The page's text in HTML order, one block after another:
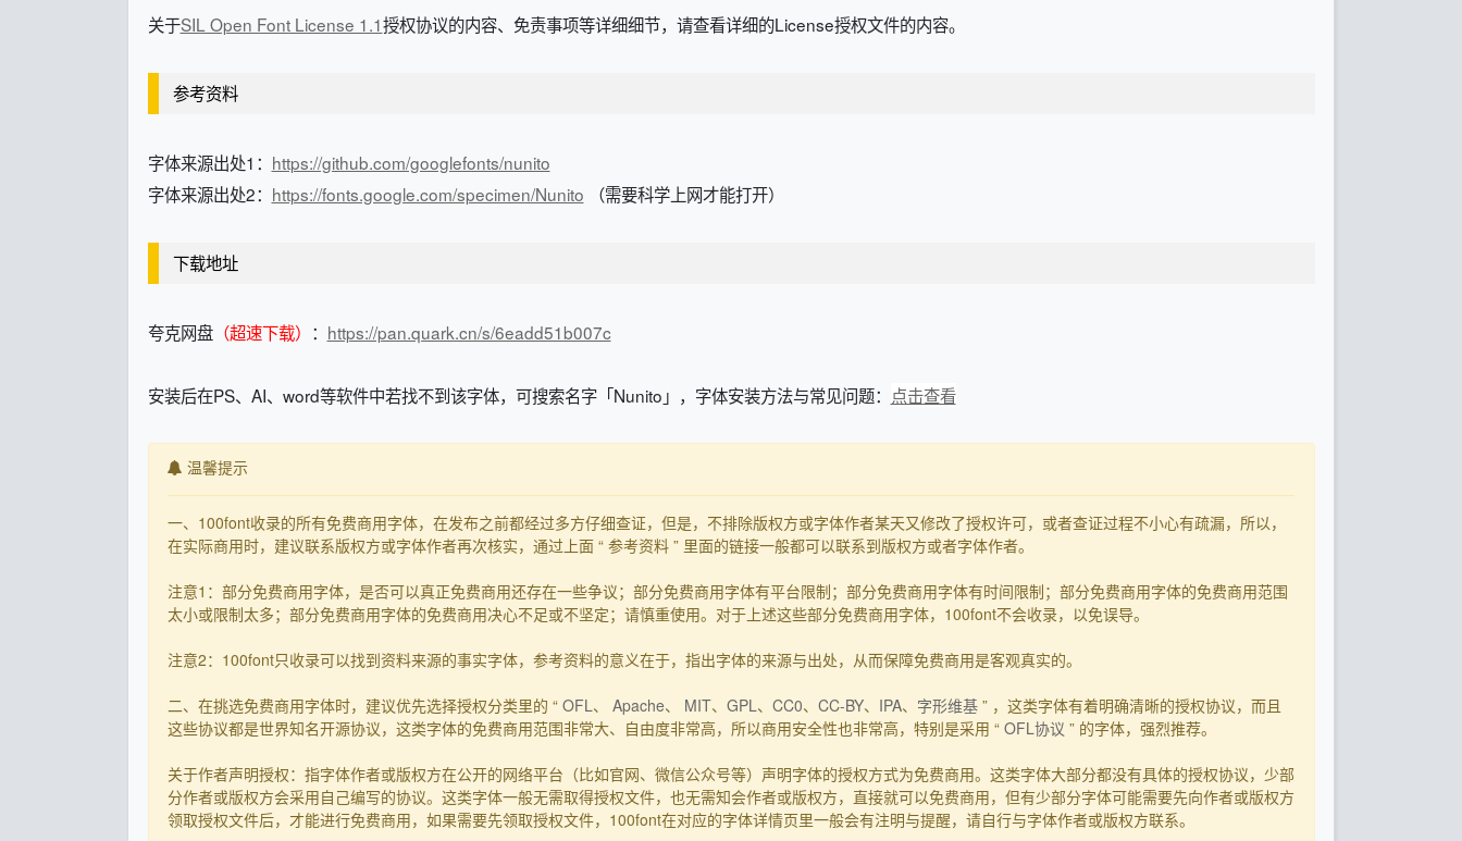
关于SIL Open Font License 1.1授权协议的内容、免责事项等详细细节，请查看详细的License授权文件的内容。
参考资料
字体来源出处1： https://github.com/googlefonts/nunito
字体来源出处2： https://fonts.google.com/specimen/Nunito （需要科学上网才能打开）
下载地址
夸克网盘（超速下载） ： https://pan.quark.cn/s/6eadd51b007c
安装后在PS、AI、word等软件中若找不到该字体，可搜索名字「Nunito」，字体安装方法与常见问题： 点击查看
温馨提示
一、100font收录的所有免费商用字体，在发布之前都经过多方仔细查证，但是，不排除版权方或字体作者某天又修改了授权许可，或者查证过程不小心有疏漏，所以，
在实际商用时，建议联系版权方或字体作者再次核实，通过上面 “ 参考资料 ” 里面的链接一般都可以联系到版权方或者字体作者。
注意1：部分免费商用字体，是否可以真正免费商用还存在一些争议；部分免费商用字体有平台限制；部分免费商用字体有时间限制；部分免费商用字体的免费商用范围
太小或限制太多；部分免费商用字体的免费商用决心不足或不坚定；请慎重使用。对于上述这些部分免费商用字体，100font不会收录，以免误导。
注意2：100font只收录可以找到资料来源的事实字体，参考资料的意义在于，指出字体的来源与出处，从而保障免费商用是客观真实的。
二、在挑选免费商用字体时，建议优先选择授权分类里的 “ OFL 、 Apache、 MIT、 GPL 、 CC0、 CC-BY、 IPA、 字形维基 ” ，这类字体有着明确清晰的授权协议，而且
这些协议都是世界知名开源协议，这类字体的免费商用范围非常大、自由度非常高，所以商用安全性也非常高，特别是采用 “ OFL协议 ” 的字体，强烈推荐。
关于作者声明授权：指字体作者或版权方在公开的网络平台（比如官网、微信公众号等）声明字体的授权方式为免费商用。这类字体大部分都没有具体的授权协议，少部
分作者或版权方会采用自己编写的协议。这类字体一般无需取得授权文件，也无需知会作者或版权方，直接就可以免费商用，但有少部分字体可能需要先向作者或版权方
领取授权文件后，才能进行免费商用，如果需要先领取授权文件，100font在对应的字体详情页里一般会有注明与提醒，请自行与字体作者或版权方联系。